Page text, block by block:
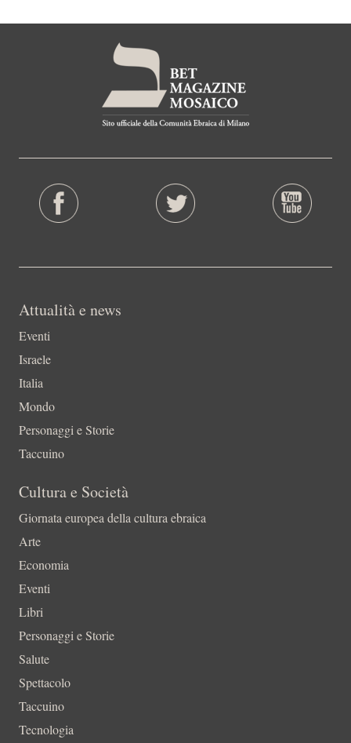
Attualità e news
Eventi
Israele
Italia
Mondo
Personaggi e Storie
Taccuino
Cultura e Società
Giornata europea della cultura ebraica
Arte
Economia
Eventi
Libri
Personaggi e Storie
Salute
Spettacolo
Taccuino
Tecnologia